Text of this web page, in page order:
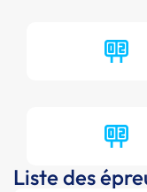
Liste des